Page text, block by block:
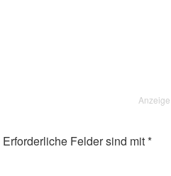
Anzeige
Erforderliche Felder sind mit*